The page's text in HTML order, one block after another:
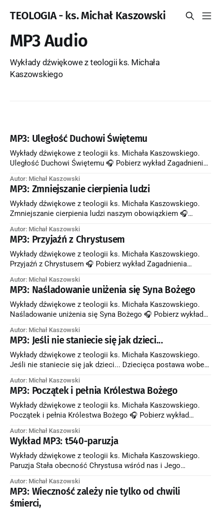
TEOLOGIA - ks. Michał Kaszowski
MP3 Audio
Wykłady dźwiękowe z teologii ks. Michała
Kaszowskiego
MP3: Uległość Duchowi Świętemu
Wykłady dźwiękowe z teologii ks. Michała Kaszowskiego.
Uległość Duchowi Świętemu 🎧 Pobierz wykład Zagadnienia
przez chrzest staliśmy się świątynią Ducha Świętego? * Kim
jest Duch Święty? * Po jakich znakach-owocach, o których
mówi św. Paweł w liście do Galacjan 5,22-23, można poznać,
że
Autor: Michał Kaszowski
MP3: Zmniejszanie cierpienia ludzi
Wykłady dźwiękowe z teologii ks. Michała Kaszowskiego.
Zmniejszanie cierpienia ludzi naszym obowiązkiem 🎧
zyskaliśmy przez to, że Chrystus cierpiał i poniósł śmierć na
krzyżu? * Jak należy się zachować wobec cierpienia drugiego
człowieka? * Dlaczego nie można traktować niesienia krzyża
za jedyny obowiązek chrześcijanina? Usuwanie cierpienia
Autor: Michał Kaszowski
MP3: Przyjaźń z Chrystusem
Wykłady dźwiękowe z teologii ks. Michała Kaszowskiego.
Przyjaźń z Chrystusem 🎧 Pobierz wykład Zagadnienia
przez myślenie o nas? * Jak mamy myśleć o Chrystusie, aby
się okazać Jego przyjaciółmi? * W jakim sensie sposób
rozmawiania z nami Chrystusa wskazuje na to, że jest On
naszym
Autor: Michał Kaszowski
MP3: Naśladowanie uniżenia się Syna Bożego
Wykłady dźwiękowe z teologii ks. Michała Kaszowskiego.
Naśladowanie uniżenia się Syna Bożego 🎧 Pobierz wykład
zobowiązuje nas do naśladowania Chrystusa? * W jakim
sensie Wcielenie było uniżeniem się Syna Bożego? *
Dlaczego Syn Boży chciał się upodobnić do nas, ludzi, przez
Wcielenie? * Jak można naśladować Syna Bożego,
Autor: Michał Kaszowski
MP3: Jeśli nie staniecie się jak dzieci...
Wykłady dźwiękowe z teologii ks. Michała Kaszowskiego.
Jeśli nie staniecie się jak dzieci... Dziecięca postawa wobec
w wykładzie: * Dlaczego przekształcenie nas przez Ducha
Świętego zobowiązuje nas do formowania w sobie
dziecięcej postawy wobec Ojca Niebieskiego? * Na czym
polega dziecięce zaufanie Ojcu Niebieskiemu? * Jakie
Autor: Michał Kaszowski
MP3: Początek i pełnia Królestwa Bożego
Wykłady dźwiękowe z teologii ks. Michała Kaszowskiego.
Początek i pełnia Królestwa Bożego 🎧 Pobierz wykład
zapoczątkowane Królestwo Boże na ziemi? * Co znaczy, że
Królestwo Boże stale wzrasta? * Kiedy Królestwo Boże
osiągnie swoją pełnię? * Jakie dobro powstanie, kiedy
Królestwo Boże osiągnie swoją pełnię? * Jakie będzie
Autor: Michał Kaszowski
Wykład MP3: t540-paruzja
Wykłady dźwiękowe z teologii ks. Michała Kaszowskiego.
Paruzja Stała obecność Chrystusa wśród nas i Jego
w wykładzie: * Jak należy rozumieć przyjście Chrystusa w
chwale, skoro jest On wszędzie obecny jako Bóg i również
jako człowiek jest prawdziwie obecny w Eucharystii? * W
Autor: Michał Kaszowski
MP3: Wieczność zależy nie tylko od chwili
śmierci,